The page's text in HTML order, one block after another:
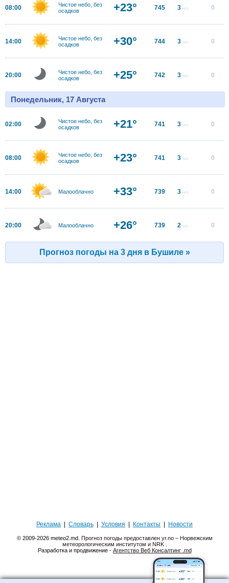
08:00
Чистое небо, без
осадков
+23° 745 3 м/с 0
14:00
Чистое небо, без
осадков
+30° 744 3 м/с 0
20:00
Чистое небо, без
осадков
+25° 742 3 м/с 0
Понедельник, 17 Августа
02:00
Чистое небо, без
осадков
+21° 741 3 м/с 0
08:00
Чистое небо, без
осадков
+23° 741 3 м/с 0
14:00 Малооблачно +33° 739 3 м/с 0
20:00 Малооблачно +26° 739 2 м/с 0
Прогноз погоды на 3 дня в Бушиле »
Реклама Словарь Условия Контакты Новости
© 2009-2026 meteo2.md. Прогноз погоды предоставлен yr.no – Норвежским
метеорологическим институтом и NRK
Разработка и продвижение - Агентство Веб Консалтинг .md